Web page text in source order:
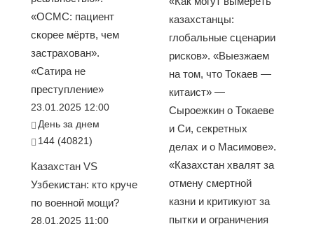
«ОСМС: пациент
скорее мёртв, чем
застрахован».
«Сатира не
преступление»
23.01.2025 12:00
День за днем
144 (40821)
Казахстан VS
Узбекистан: кто круче
по военной мощи?
28.01.2025 11:00
казахстанцы:
глобальные сценарии
рисков». «Выезжаем
на том, что Токаев —
китаист» —
Сыроежкин о Токаеве
и Си, секретных
делах и о Масимове».
«Казахстан хвалят за
отмену смертной
казни и критикуют за
пытки и ограничения